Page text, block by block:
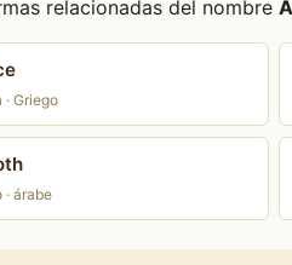
relacionadas del nombre
· Griego
· árabe